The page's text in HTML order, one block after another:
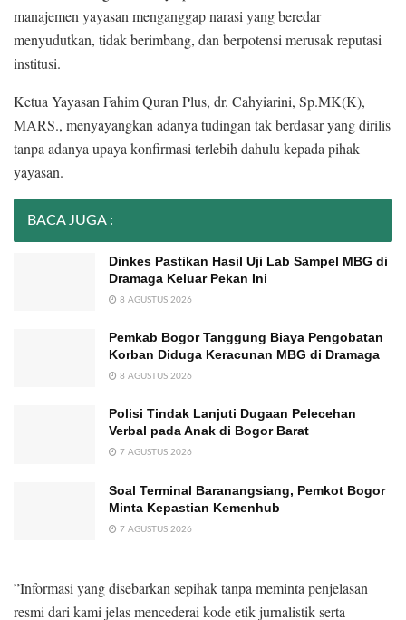
manajemen yayasan menganggap narasi yang beredar
menyudutkan, tidak berimbang, dan berpotensi merusak reputasi
institusi.
​Ketua Yayasan Fahim Quran Plus, dr. Cahyiarini, Sp.MK(K),
MARS., menyayangkan adanya tudingan tak berdasar yang dirilis
tanpa adanya upaya konfirmasi terlebih dahulu kepada pihak
yayasan.
BACA JUGA :
Dinkes Pastikan Hasil Uji Lab Sampel MBG di
Dramaga Keluar Pekan Ini
8 AGUSTUS 2026
Pemkab Bogor Tanggung Biaya Pengobatan
Korban Diduga Keracunan MBG di Dramaga
8 AGUSTUS 2026
Polisi Tindak Lanjuti Dugaan Pelecehan
Verbal pada Anak di Bogor Barat
7 AGUSTUS 2026
Soal Terminal Baranangsiang, Pemkot Bogor
Minta Kepastian Kemenhub
7 AGUSTUS 2026
​”Informasi yang disebarkan sepihak tanpa meminta penjelasan
resmi dari kami jelas mencederai kode etik jurnalistik serta